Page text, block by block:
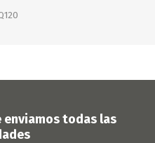
enviamos todas las